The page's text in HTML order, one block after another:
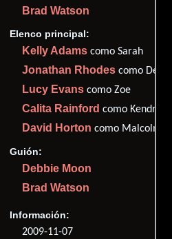
Brad Watson
Elenco principal:
Kelly Adams como Sarah
Jonathan Rhodes como Declan
Lucy Evans como Zoe
Calita Rainford como Kendra
David Horton como Malcolm
Guión:
Debbie Moon
Brad Watson
Información:
2009-11-07